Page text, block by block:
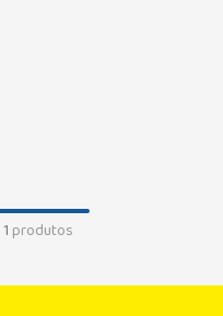
1produtos